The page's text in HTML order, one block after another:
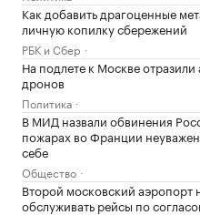
Как добавить драгоценные
личную копилку сбережений
РБК и Сбер
На подлете к Москве отразили
дронов
Политика
В МИД назвали обвинения
пожарах во Франции
себе
Общество
Второй московский аэропорт
обслуживать рейсы по